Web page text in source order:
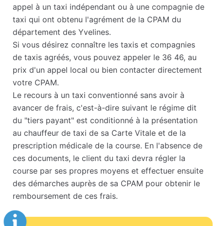
appel à un taxi indépendant ou à une compagnie de
taxi qui ont obtenu l'agrément de la CPAM du
département des Yvelines.
Si vous désirez connaître les taxis et compagnies
de taxis agréés, vous pouvez appeler le 36 46, au
prix d'un appel local ou bien contacter directement
votre CPAM.
Le recours à un taxi conventionné sans avoir à
avancer de frais, c'est-à-dire suivant le régime dit
du "tiers payant" est conditionné à la présentation
au chauffeur de taxi de sa Carte Vitale et de la
prescription médicale de la course. En l'absence de
ces documents, le client du taxi devra régler la
course par ses propres moyens et effectuer ensuite
des démarches auprès de sa CPAM pour obtenir le
remboursement de ces frais.